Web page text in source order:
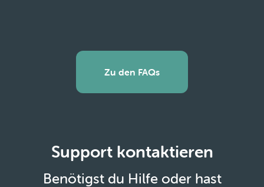
Zu den FAQs
Support kontaktieren
Benötigst du Hilfe oder hast